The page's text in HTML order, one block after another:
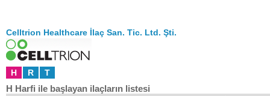
Celltrion Healthcare İlaç San. Tic. Ltd. Şti.
H R T
H Harfi ile başlayan ilaçların listesi